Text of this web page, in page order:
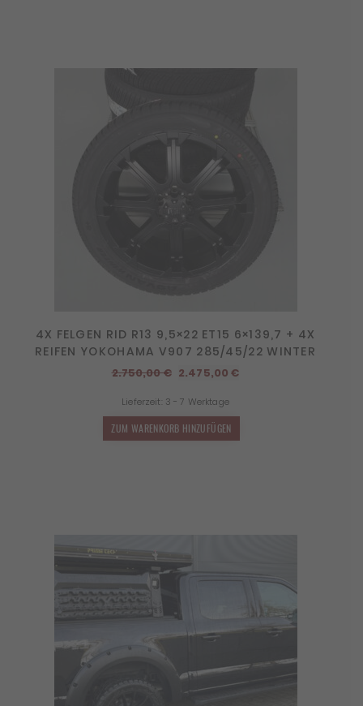
4X FELGEN RID R13 9,5×22 ET15 6×139,7 + 4X
REIFEN YOKOHAMA V907 285/45/22 WINTER
2.750,00€ Ursprünglicher
war:
2.750,00 €
2.475,00€Aktueller
Lieferzeit: 3 - 7 Werktage
ZUM WARENKORB HINZUFÜGEN